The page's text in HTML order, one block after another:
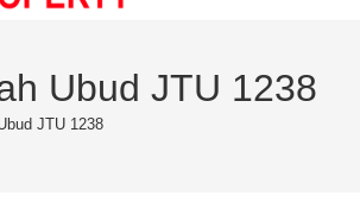
Ubud JTU 1238
JTU 1238